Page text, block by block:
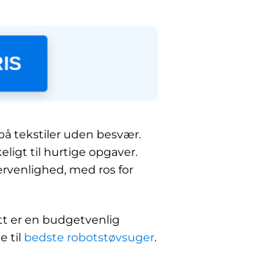
tekstiler uden besvær.
til hurtige opgaver.
med ros for
er en budgetvenlig
til bedste robotstøvsuger.